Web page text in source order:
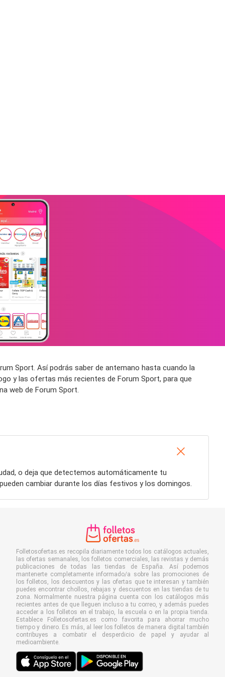
Sport. Así podrás saber de antemano hasta cuando la
y las ofertas más recientes de Forum Sport, para que
web de Forum Sport.
o deja que detectemos automáticamente tu
cambiar durante los días festivos y los domingos.
Folletosofertas.es recopila diariamente todos los catálogos actuales,
las ofertas semanales, los folletos comerciales, las revistas y demás
publicaciones de todas las tiendas de España. Así podemos
mantenerte completamente informado/a sobre las promociones de
los folletos, los descuentos y las ofertas que te interesan y también
puedes encontrar chollos, rebajas y descuentos en las tiendas de tu
zona. Normalmente nuestra página cuenta con los catálogos más
recientes antes de que lleguen incluso a tu correo, y además puedes
acceder a los folletos en el trabajo, la escuela o en la propia tienda.
Establece Folletosofertas.es como favorita para ahorrar mucho
tiempo y dinero. Es más, al leer los folletos de manera digital también
contribuyes a combatir el desperdicio de papel y ayudar al
medioambiente.